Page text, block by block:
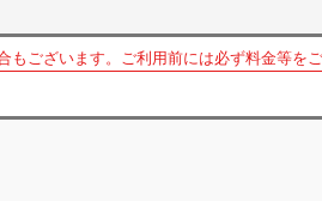
ございます。ご利用前には必ず料金等をご